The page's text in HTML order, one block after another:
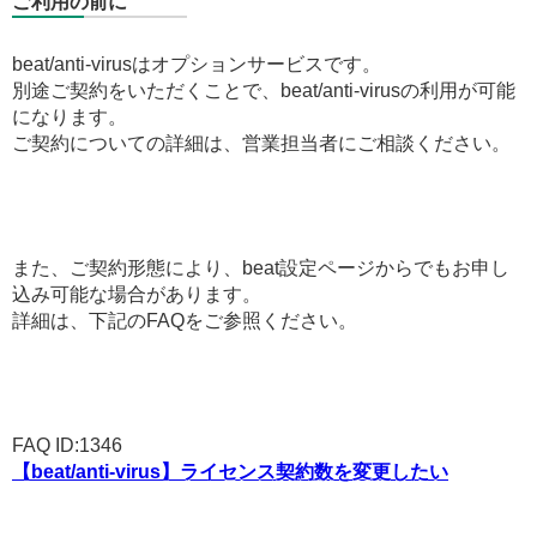
beat/anti-virusはオプションサービスです。
別途ご契約をいただくことで、beat/anti-virusの利用が可能
になります。
ご契約についての詳細は、営業担当者にご相談ください。
また、ご契約形態により、beat設定ページからでもお申し
込み可能な場合があります。
詳細は、下記のFAQをご参照ください。
FAQ ID:1346
【beat/anti-virus】ライセンス契約数を変更したい